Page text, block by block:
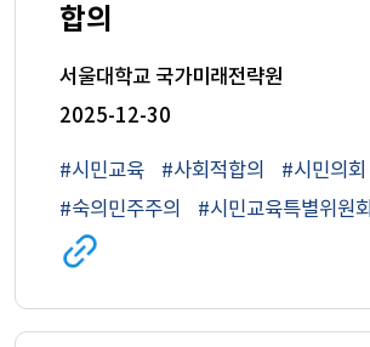
합의
서울대학교 국가미래전략원
2025-12-30
#시민교육 #사회적합의
#시민의회
#숙의민주주의
#시민교육특별위원회
관련
사이트로
이동
(새